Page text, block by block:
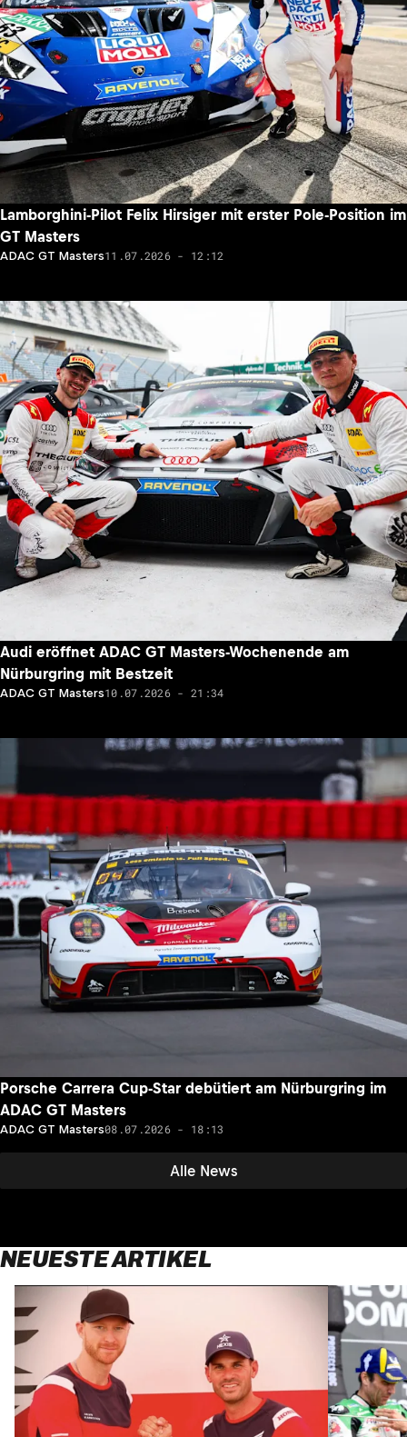
Alle News
Lamborghini-Pilot Felix Hirsiger mit erster Pole-Position im
GT Masters
ADAC GT Masters11.07.2026 - 12:12
Audi eröffnet ADAC GT Masters-Wochenende am
Nürburgring mit Bestzeit
ADAC GT Masters10.07.2026 - 21:34
Porsche Carrera Cup-Star debütiert am Nürburgring im
ADAC GT Masters
ADAC GT Masters08.07.2026 - 18:13
NEUESTE ARTIKEL